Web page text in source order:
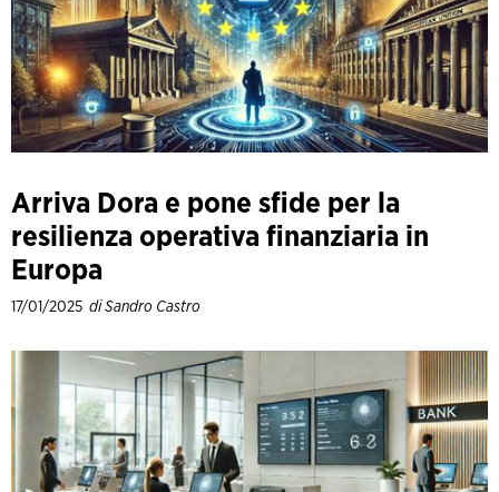
Arriva Dora e pone sfide per la
resilienza operativa finanziaria in
Europa
17/01/2025 di Sandro Castro